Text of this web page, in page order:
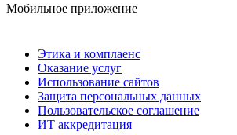
Мобильное приложение
Этика и комплаенс
Оказание услуг
Использование сайтов
Защита персональных данных
Пользовательское соглашение
ИТ аккредитация